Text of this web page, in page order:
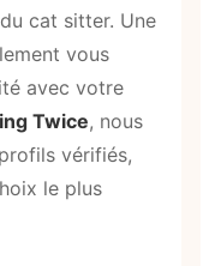
cat sitter. Une
vous
avec votre
Twice, nous
vérifiés,
le plus